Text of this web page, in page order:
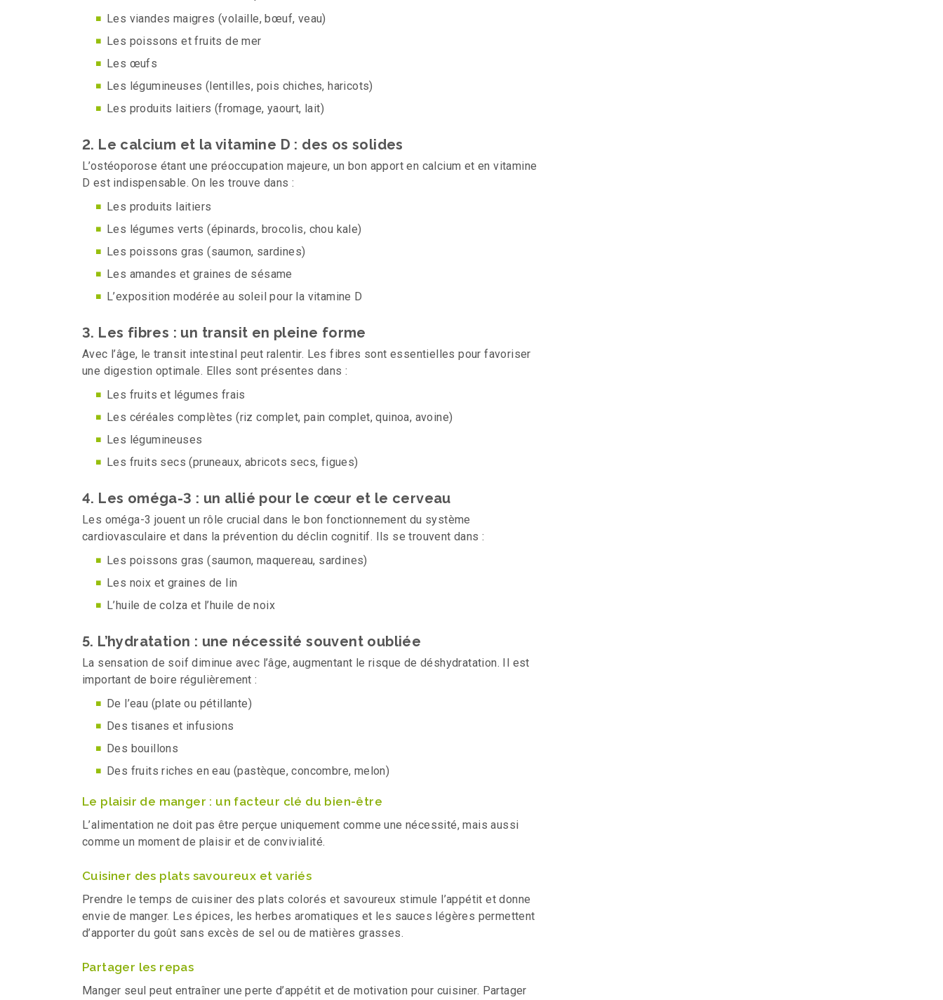
Les viandes maigres (volaille, bœuf, veau)
Les poissons et fruits de mer
Les œufs
Les légumineuses (lentilles, pois chiches, haricots)
Les produits laitiers (fromage, yaourt, lait)
2. Le calcium et la vitamine D : des os solides
L’ostéoporose étant une préoccupation majeure, un bon apport en calcium et en vitamine
D est indispensable. On les trouve dans :
Les produits laitiers
Les légumes verts (épinards, brocolis, chou kale)
Les poissons gras (saumon, sardines)
Les amandes et graines de sésame
L’exposition modérée au soleil pour la vitamine D
3. Les fibres : un transit en pleine forme
Avec l’âge, le transit intestinal peut ralentir. Les fibres sont essentielles pour favoriser
une digestion optimale. Elles sont présentes dans :
Les fruits et légumes frais
Les céréales complètes (riz complet, pain complet, quinoa, avoine)
Les légumineuses
Les fruits secs (pruneaux, abricots secs, figues)
4. Les oméga-3 : un allié pour le cœur et le cerveau
Les oméga-3 jouent un rôle crucial dans le bon fonctionnement du système
cardiovasculaire et dans la prévention du déclin cognitif. Ils se trouvent dans :
Les poissons gras (saumon, maquereau, sardines)
Les noix et graines de lin
L’huile de colza et l’huile de noix
5. L’hydratation : une nécessité souvent oubliée
La sensation de soif diminue avec l’âge, augmentant le risque de déshydratation. Il est
important de boire régulièrement :
De l’eau (plate ou pétillante)
Des tisanes et infusions
Des bouillons
Des fruits riches en eau (pastèque, concombre, melon)
Le plaisir de manger : un facteur clé du bien-être
L’alimentation ne doit pas être perçue uniquement comme une nécessité, mais aussi
comme un moment de plaisir et de convivialité.
Cuisiner des plats savoureux et variés
Prendre le temps de cuisiner des plats colorés et savoureux stimule l’appétit et donne
envie de manger. Les épices, les herbes aromatiques et les sauces légères permettent
d’apporter du goût sans excès de sel ou de matières grasses.
Partager les repas
Manger seul peut entraîner une perte d’appétit et de motivation pour cuisiner. Partager